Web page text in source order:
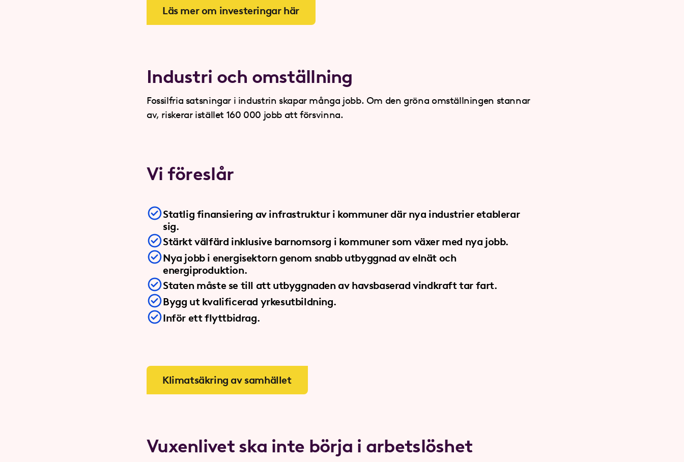
Läs mer om investeringar här
Industri och omställning
Fossilfria satsningar i industrin skapar många jobb. Om den gröna omställningen stannar
av, riskerar istället 160 000 jobb att försvinna.
Vi föreslår
Statlig finansiering av infrastruktur i kommuner där nya industrier etablerar
sig.
Stärkt välfärd inklusive barnomsorg i kommuner som växer med nya jobb.
Nya jobb i energisektorn genom snabb utbyggnad av elnät och
energiproduktion.
Staten måste se till att utbyggnaden av havsbaserad vindkraft tar fart.
Bygg ut kvalificerad yrkesutbildning.
Inför ett flyttbidrag.
Klimatsäkring av samhället
Vuxenlivet ska inte börja i arbetslöshet